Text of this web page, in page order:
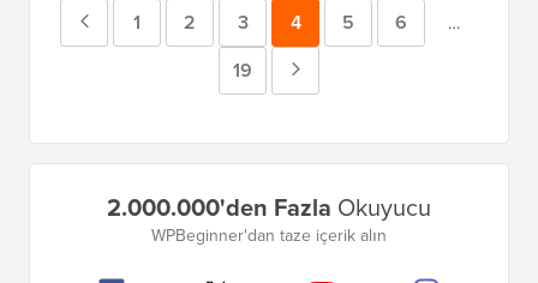
ÖncekiSayfa
1 Sayfa
2 Sayfa
3 Sayfa
4 Sayfa
5 Sayfa
6
Geçici
…
Sayfa
19
2.000.000'den Fazla Okuyucu
WPBeginner'dan taze içerik alın